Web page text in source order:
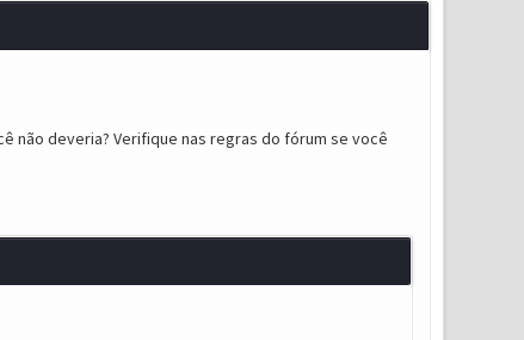
não deveria? Verifique nas regras do fórum se você